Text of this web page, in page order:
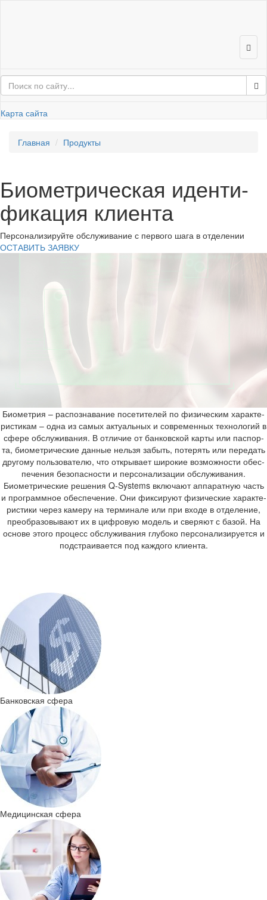
Карта сайта
Глав­ная Про­дук­ты
Био­мет­ри­че­ская иден­ти­
фи­ка­ция кли­ен­та
Пер­со­на­ли­зи­руй­те об­слу­жи­ва­ние с пер­во­го шага в от­де­ле­нии
ОСТА­ВИТЬ ЗА­ЯВ­КУ
Био­мет­рия – рас­по­зна­ва­ние по­се­ти­те­лей по фи­зи­че­ским ха­рак­те­
ри­сти­кам – одна из самых ак­ту­аль­ных и со­вре­мен­ных тех­но­ло­гий в
сфере об­слу­жи­ва­ния. В от­ли­чие от бан­ков­ской карты или пас­пор­
та, био­мет­ри­че­ские дан­ные нель­зя за­быть, по­те­рять или пе­ре­дать
дру­го­му поль­зо­ва­те­лю, что от­кры­ва­ет ши­ро­кие воз­мож­но­сти обес­
пе­че­ния без­опас­но­сти и пер­со­на­ли­за­ции об­слу­жи­ва­ния.
Био­мет­ри­че­ские ре­ше­ния Q-​Systems вклю­ча­ют ап­па­рат­ную часть
и про­грамм­ное обес­пе­че­ние. Они фик­си­ру­ют фи­зи­че­ские ха­рак­те­
ри­сти­ки через ка­ме­ру на тер­ми­на­ле или при входе в от­де­ле­ние,
пре­об­ра­зо­вы­ва­ют их в циф­ро­вую мо­дель и све­ря­ют с базой. На
ос­но­ве этого про­цесс об­слу­жи­ва­ния глу­бо­ко пер­со­на­ли­зи­ру­ет­ся и
под­стра­и­ва­ет­ся под каж­до­го кли­ен­та.
Бан­ков­ская сфера
Ме­ди­цин­ская сфера